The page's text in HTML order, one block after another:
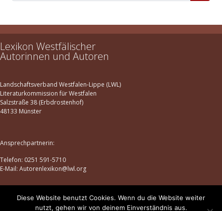
Lexikon Westfälischer
Autorinnen und Autoren
Landschaftsverband Westfalen-Lippe (LWL)
Literaturkommission für Westfalen
Salzstraße 38 (Erbdrostenhof)
48133 Münster
Ansprechpartnerin:
Telefon: 0251 591-5710
E-Mail: Autorenlexikon@lwl.org
Datenschutz |Impressum
Diese Website benutzt Cookies. Wenn du die Website weiter
nutzt, gehen wir von deinem Einverständnis aus.